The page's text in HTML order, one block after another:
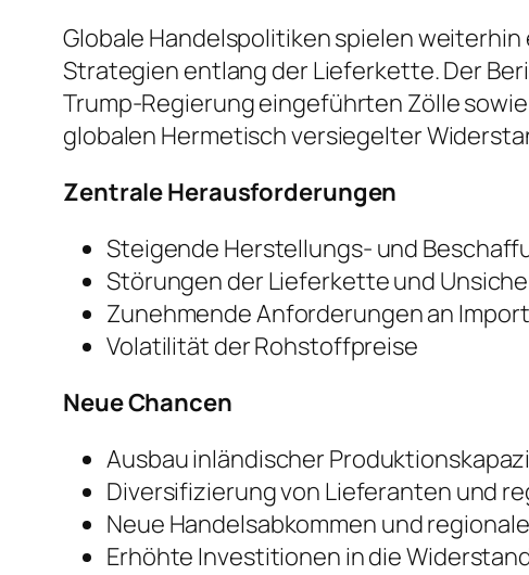
Globale Handelspolitiken spielen
Strategien entlang der Lieferkette. Der
Trump-Regierung eingeführten Zölle
globalen Hermetisch versiegelter
Zentrale Herausforderungen
Steigende Herstellungs- und
Störungen der Lieferkette und
Zunehmende Anforderungen an
Volatilität der Rohstoffpreise
Neue Chancen
Ausbau inländischer
Diversifizierung von Lieferanten und
Neue Handelsabkommen und
Erhöhte Investitionen in die